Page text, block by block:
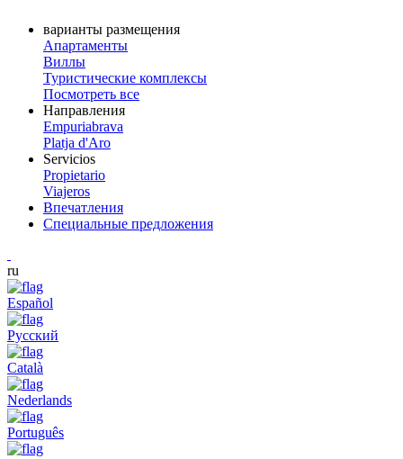
варианты размещения
Апартаменты
Виллы
Туристические комплексы
Посмотреть все
Направления
Empuriabrava
Platja d'Aro
Servicios
Propietario
Viajeros
Впечатления
Специальные предложения
ru
Español
Русский
Català
Nederlands
Português